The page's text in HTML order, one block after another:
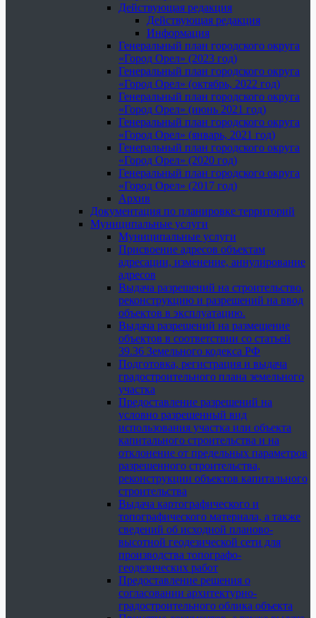
Действующая редакция
Действующая редакция
Информация
Генеральный план городского округа
«Город Орел» (2023 год)
Генеральный план городского округа
«Город Орел» (октябрь, 2022 год)
Генеральный план городского округа
«Город Орел» (июнь 2021 год)
Генеральный план городского округа
«Город Орел» (январь, 2021 год)
Генеральный план городского округа
«Город Орел» (2020 год)
Генеральный план городского округа
«Город Орел» (2017 год)
Архив
Документация по планировке территорий
Муниципальные услуги
Муниципальные услуги
Присвоение адресов объектам
адресации, изменение, аннулирование
адресов
Выдача разрешений на строительство,
реконструкцию и разрешений на ввод
объектов в эксплуатацию.
Выдача разрешений на размещение
объектов в соответствии со статьей
39.36 Земельного кодекса РФ
Подготовка, регистрация и выдача
градостроительного плана земельного
участка
Предоставление разрешений на
условно разрешенный вид
использования участка или объекта
капитального строительства и на
отклонение от предельных параметров
разрешенного строительства,
реконструкции объектов капитального
строительства
Выдача картографического и
топографического материала, а также
сведений об исходной планово-
высотной геодезической сети для
производства топографо-
геодезических работ
Предоставление решения о
согласовании архитектурно-
градостроительного облика объекта